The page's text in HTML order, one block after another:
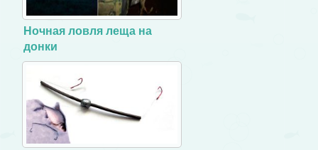
Ночная ловля леща на
донки